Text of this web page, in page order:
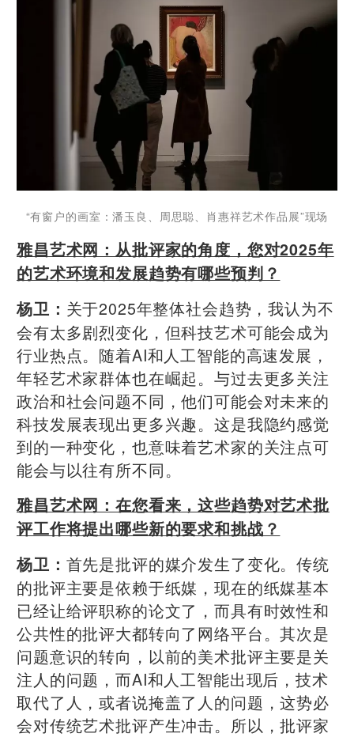
“有窗户的画室：潘玉良、周思聪、肖惠祥艺术作品展”现场
雅昌艺术网：从批评家的角度，您对2025年
的艺术环境和发展趋势有哪些预判？
杨卫： 关于2025年整体社会趋势，我认为不
会有太多剧烈变化，但科技艺术可能会成为
行业热点。随着AI和人工智能的高速发展，
年轻艺术家群体也在崛起。与过去更多关注
政治和社会问题不同，他们可能会对未来的
科技发展表现出更多兴趣。这是我隐约感觉
到的一种变化，也意味着艺术家的关注点可
能会与以往有所不同。
雅昌艺术网：在您看来，这些趋势对艺术批
评工作将提出哪些新的要求和挑战？
杨卫： 首先是批评的媒介发生了变化。传统
的批评主要是依赖于纸媒，现在的纸媒基本
已经让给评职称的论文了，而具有时效性和
公共性的批评大都转向了网络平台。其次是
问题意识的转向，以前的美术批评主要是关
注人的问题，而AI和人工智能出现后，技术
取代了人，或者说掩盖了人的问题，这势必
会对传统艺术批评产生冲击。所以，批评家